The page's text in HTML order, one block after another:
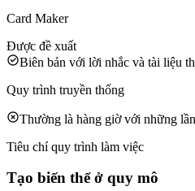
Card Maker
Được đề xuất
Biên bản với lời nhắc và tài liệu
Quy trình truyền thống
Thường là hàng giờ với những
Tiêu chí quy trình làm việc
Tạo biến thể ở quy mô